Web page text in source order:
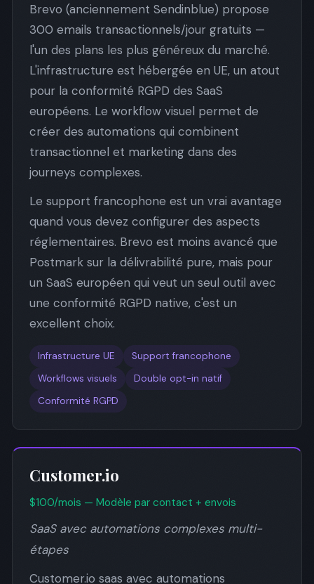
Brevo (anciennement Sendinblue) propose
300 emails transactionnels/jour gratuits —
l'un des plans les plus généreux du marché.
L'infrastructure est hébergée en UE, un atout
pour la conformité RGPD des SaaS
européens. Le workflow visuel permet de
créer des automations qui combinent
transactionnel et marketing dans des
journeys complexes.
Le support francophone est un vrai avantage
quand vous devez configurer des aspects
réglementaires. Brevo est moins avancé que
Postmark sur la délivrabilité pure, mais pour
un SaaS européen qui veut un seul outil avec
une conformité RGPD native, c'est un
excellent choix.
Infrastructure UE
Support francophone
Workflows visuels
Double opt-in natif
Conformité RGPD
Customer.io
$100/mois — Modèle par contact + envois
SaaS avec automations complexes multi-
étapes
Customer.io saas avec automations